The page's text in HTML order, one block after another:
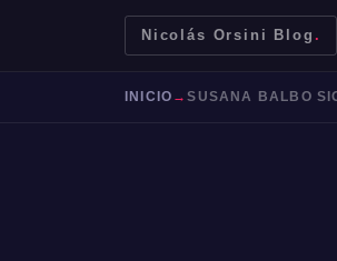
Nicolás Orsini Blog .
INICIO →